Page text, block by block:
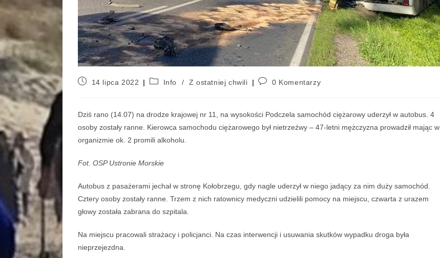
14 lipca 2022 Info / Z ostatniej chwili 0 Komentarzy
Dziś rano (14.07) na drodze krajowej nr 11, na wysokości Podczela samochód ciężarowy uderzył w autobus. 4
osoby zostały ranne. Kierowca samochodu ciężarowego był nietrzeźwy – 47-letni mężczyzna prowadził mając w
organizmie ok. 2 promili alkoholu.
Fot. OSP Ustronie Morskie
Autobus z pasażerami jechał w stronę Kołobrzegu, gdy nagle uderzył w niego jadący za nim duży samochód.
Cztery osoby zostały ranne. Trzem z nich ratownicy medyczni udzielili pomocy na miejscu, czwarta z urazem
głowy została zabrana do szpitala.
Na miejscu pracowali strażacy i policjanci. Na czas interwencji i usuwania skutków wypadku droga była
nieprzejezdna.